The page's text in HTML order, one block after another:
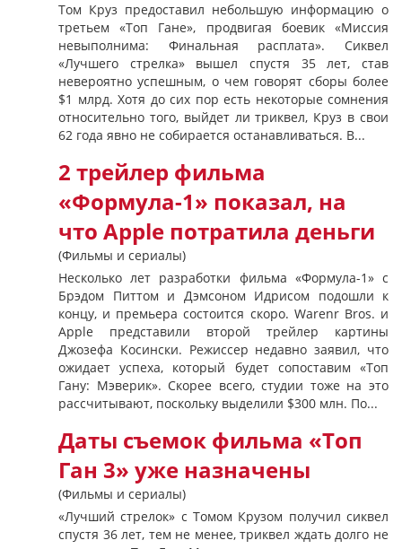
Том Круз предоставил небольшую информацию о
третьем «Топ Гане», продвигая боевик «Миссия
невыполнима: Финальная расплата». Сиквел
«Лучшего стрелка» вышел спустя 35 лет, став
невероятно успешным, о чем говорят сборы более
$1 млрд. Хотя до сих пор есть некоторые сомнения
относительно того, выйдет ли триквел, Круз в свои
62 года явно не собирается останавливаться. В...
2 трейлер фильма
«Формула-1» показал, на
что Apple потратила деньги
(Фильмы и сериалы)
Несколько лет разработки фильма «Формула-1» с
Брэдом Питтом и Дэмсоном Идрисом подошли к
концу, и премьера состоится скоро. Warenr Bros. и
Apple представили второй трейлер картины
Джозефа Косински. Режиссер недавно заявил, что
ожидает успеха, который будет сопоставим «Топ
Гану: Мэверик». Скорее всего, студии тоже на это
рассчитывают, поскольку выделили $300 млн. По...
Даты съемок фильма «Топ
Ган 3» уже назначены
(Фильмы и сериалы)
«Лучший стрелок» с Томом Крузом получил сиквел
спустя 36 лет, тем не менее, триквел ждать долго не